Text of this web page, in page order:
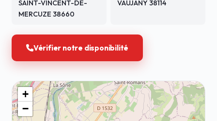
SAINT-VINCENT-DE-
MERCUZE 38660
VAUJANY 38114
Vérifier notre disponibilité
+
−